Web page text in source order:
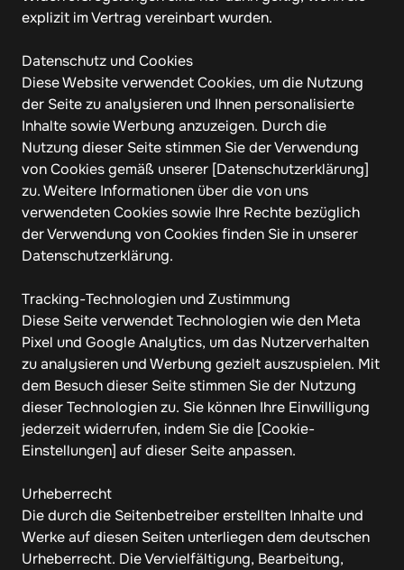
explizit im Vertrag vereinbart wurden.
Datenschutz und Cookies
Diese Website verwendet Cookies, um die Nutzung
der Seite zu analysieren und Ihnen personalisierte
Inhalte sowie Werbung anzuzeigen. Durch die
Nutzung dieser Seite stimmen Sie der Verwendung
von Cookies gemäß unserer [Datenschutzerklärung]
zu. Weitere Informationen über die von uns
verwendeten Cookies sowie Ihre Rechte bezüglich
der Verwendung von Cookies finden Sie in unserer
Datenschutzerklärung.
Tracking-Technologien und Zustimmung
Diese Seite verwendet Technologien wie den Meta
Pixel und Google Analytics, um das Nutzerverhalten
zu analysieren und Werbung gezielt auszuspielen. Mit
dem Besuch dieser Seite stimmen Sie der Nutzung
dieser Technologien zu. Sie können Ihre Einwilligung
jederzeit widerrufen, indem Sie die [Cookie-
Einstellungen] auf dieser Seite anpassen.
Urheberrecht
Die durch die Seitenbetreiber erstellten Inhalte und
Werke auf diesen Seiten unterliegen dem deutschen
Urheberrecht. Die Vervielfältigung, Bearbeitung,